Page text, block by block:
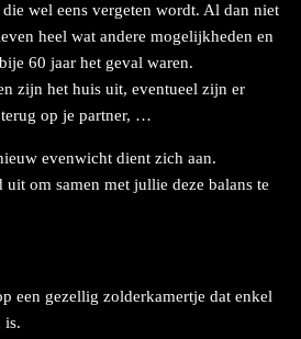
wel eens vergeten wordt. Al dan niet
heel wat andere mogelijkheden en
60 jaar het geval waren.
zijn het huis uit, eventueel zijn er
op je partner, …
evenwicht dient zich aan.
om samen met jullie deze balans te
een gezellig zolderkamertje dat enkel
is.